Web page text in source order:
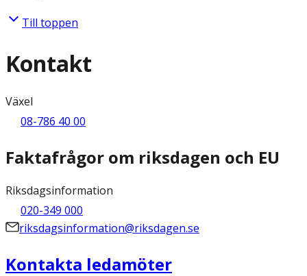
Till toppen
Kontakt
Växel
08-786 40 00
Faktafrågor om riksdagen och EU
Riksdagsinformation
020-349 000
riksdagsinformation@riksdagen.se
Kontakta ledamöter